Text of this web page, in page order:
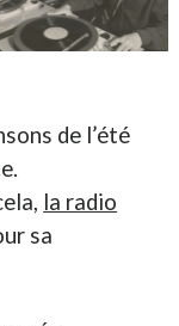
personnelle
personnelle
toute
de l’été
la radio
sa